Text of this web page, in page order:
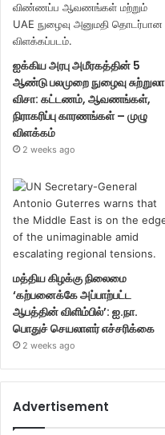
ஐக்கிய அரபு அமீரகத்தின் 5
ஆண்டு பலமுறை நுழைவு சுற்றுலா
விசா: கட்டணம், ஆவணங்கள்,
நிராகரிப்பு காரணங்கள் – முழு
விளக்கம்
2 weeks ago
மத்திய கிழக்கு நிலைமை
‘கற்பனைக்கே அப்பாற்பட்ட
ஆபத்தின் விளிம்பில்’: ஐ.நா.
பொதுச் செயலாளர் எச்சரிக்கை
2 weeks ago
Advertisement